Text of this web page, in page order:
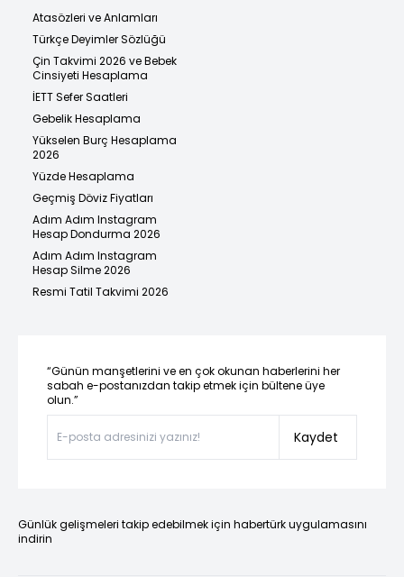
Atasözleri ve Anlamları
Türkçe Deyimler Sözlüğü
Çin Takvimi 2026 ve Bebek
Cinsiyeti Hesaplama
İETT Sefer Saatleri
Gebelik Hesaplama
Yükselen Burç Hesaplama
2026
Yüzde Hesaplama
Geçmiş Döviz Fiyatları
Adım Adım Instagram
Hesap Dondurma 2026
Adım Adım Instagram
Hesap Silme 2026
Resmi Tatil Takvimi 2026
“Günün manşetlerini ve en çok okunan haberlerini her
sabah e-postanızdan takip etmek için bültene üye
olun.”
Kaydet
Günlük gelişmeleri takip edebilmek için habertürk uygulamasını
indirin